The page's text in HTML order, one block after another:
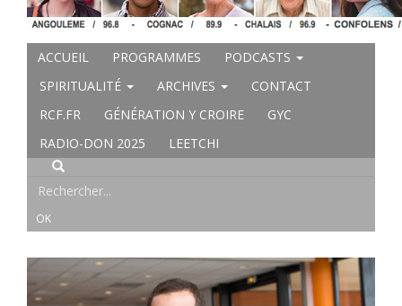
ACCUEIL PROGRAMMES
PODCASTS
SPIRITUALITÉ
ARCHIVES
CONTACT
RCF.FR
GÉNÉRATION Y CROIRE
GYC
RADIO-DON 2025
LEETCHI